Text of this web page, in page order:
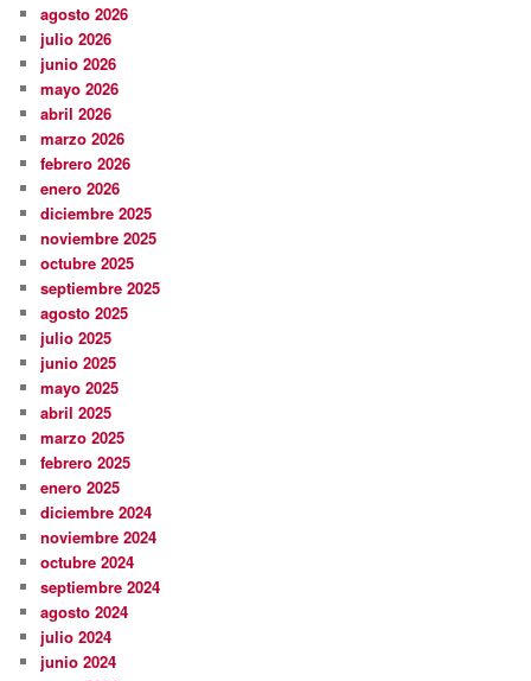
agosto 2026
julio 2026
junio 2026
mayo 2026
abril 2026
marzo 2026
febrero 2026
enero 2026
diciembre 2025
noviembre 2025
octubre 2025
septiembre 2025
agosto 2025
julio 2025
junio 2025
mayo 2025
abril 2025
marzo 2025
febrero 2025
enero 2025
diciembre 2024
noviembre 2024
octubre 2024
septiembre 2024
agosto 2024
julio 2024
junio 2024